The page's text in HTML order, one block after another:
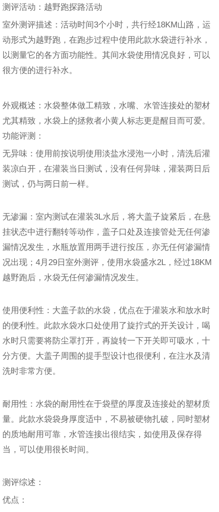
测评活动：越野跑探路活动
室外测评描述：活动时间3个小时，共行经18KM山路，运
动形式为越野跑，在跑步过程中使用此款水袋进行补水，
以测量它的各方面功能性。其间水袋使用情况良好，可以
很方便的进行补水。
外观概述：水袋整体做工精致，水嘴、水管连接处的塑材
尤其精致，水袋上的拯救者小黄人标志更是醒目而可爱。
功能评测：
无异味：使用前按说明使用淡盐水浸泡一小时，清洗后灌
装凉白开，在灌装当日测试，没有任何异味，灌装两日后
测试，仍与两日前一样。
无渗漏：室内测试在灌装3L水后，将大盖子旋紧后，在悬
挂状态中进行翻转等动作，盖子口处及连接管处无任何渗
漏情况发生，水瓶放置用两手进行按压，亦无任何渗漏情
况出现；4月29日室外测评，使用水袋盛水2L，经过18KM
越野跑后，水袋无任何渗漏情况发生。
使用便利性：大盖子款的水袋，优点在于灌装水和放水时
的便利性。此款水袋水口处使用了旋拧式的开关设计，喝
水时只需要将防尘罩打开，再旋转一下开关即可吸水，十
分方便。大盖子周围的提手型设计也很便利，在注水及清
洗时非常方便。
耐用性：水袋的耐用性在于袋壁的厚度及连接处的塑材质
量。此款水袋袋身厚度适中，不易被硬物扎破，同时塑材
的质地耐用可靠，水管连接出很结实，如使用及保存得
当，可以使用很长时间。
测评综述：
优点：